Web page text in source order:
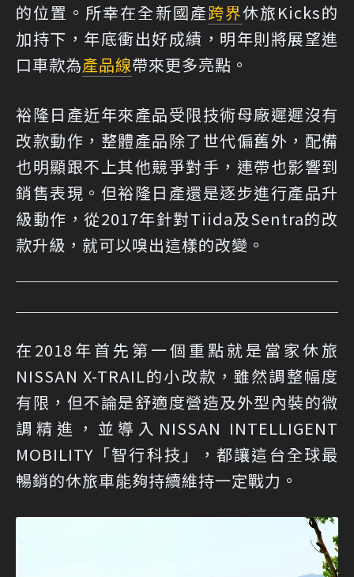
的位置。所幸在全新國產跨界休旅Kicks的
加持下，年底衝出好成績，明年則將展望進
口車款為產品線帶來更多亮點。
裕隆日產近年來產品受限技術母廠遲遲沒有
改款動作，整體產品除了世代偏舊外，配備
也明顯跟不上其他競爭對手，連帶也影響到
銷售表現。但裕隆日產還是逐步進行產品升
級動作，從2017年針對Tiida及Sentra的改
款升級，就可以嗅出這樣的改變。
在2018年首先第一個重點就是當家休旅
NISSAN X-TRAIL的小改款，雖然調整幅度
有限，但不論是舒適度營造及外型內裝的微
調精進，並導入NISSAN INTELLIGENT
MOBILITY「智行科技」，都讓這台全球最
暢銷的休旅車能夠持續維持一定戰力。